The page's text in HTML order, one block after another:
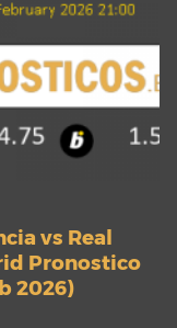
vs Real
Pronostico
2026)